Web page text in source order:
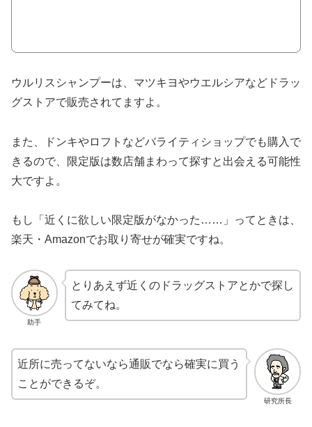
ウルリスシャンプーは、マツキヨやウエルシアなどドラッ
グストアで販売されてますよ。
また、ドンキやロフトなどバライティショップでも購入で
きるので、限定版は数店舗まわって探すと出会える可能性
大ですよ。
もし「近くに欲しい限定版がなかった……」ってときは、
楽天・Amazonでお取り寄せが確実ですね。
助手
とりあえず近くのドラッグストアとかで探し
てみてね。
研究所長
近所に売ってないなら通販でなら確実に買う
ことができるぞ。